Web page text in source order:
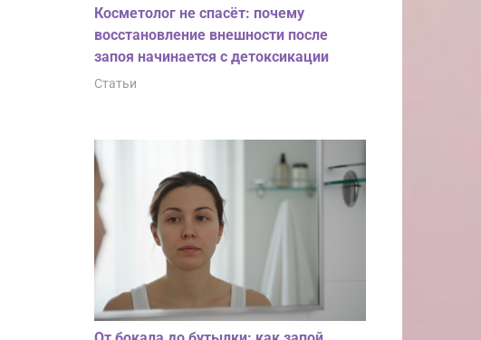
Косметолог не спасёт: почему
восстановление внешности после
запоя начинается с детоксикации
Статьи